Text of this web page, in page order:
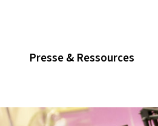
Presse & Ressources